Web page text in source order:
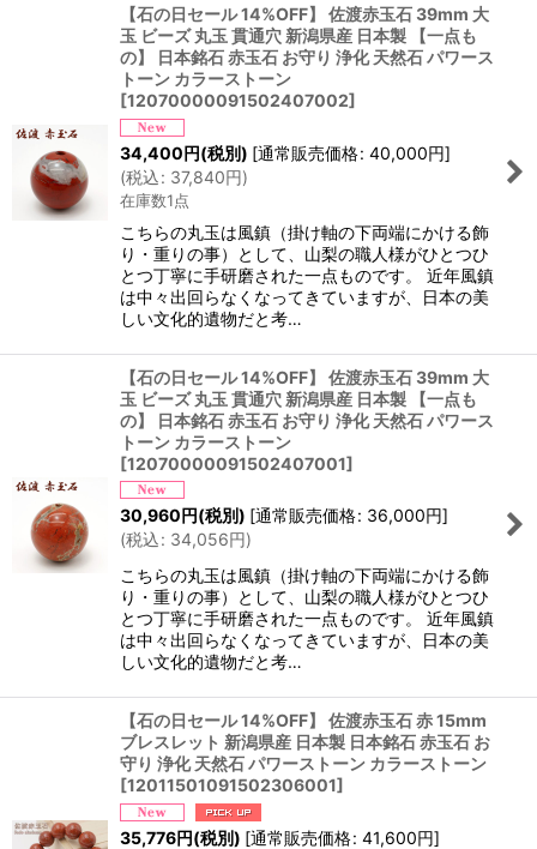
【石の日セール 14%OFF】 佐渡赤玉石 39mm 大
玉 ビーズ 丸玉 貫通穴 新潟県産 日本製 【一点も
の】 日本銘石 赤玉石 お守り 浄化 天然石 パワース
トーン カラーストーン
[12070000091502407002]
34,400円(税別) [通常販売価格: 40,000円]
(税込: 37,840円)
在庫数1点
こちらの丸玉は風鎮（掛け軸の下両端にかける飾
り・重りの事）として、山梨の職人様がひとつひ
とつ丁寧に手研磨された一点ものです。 近年風鎮
は中々出回らなくなってきていますが、日本の美
しい文化的遺物だと考…
【石の日セール 14%OFF】 佐渡赤玉石 39mm 大
玉 ビーズ 丸玉 貫通穴 新潟県産 日本製 【一点も
の】 日本銘石 赤玉石 お守り 浄化 天然石 パワース
トーン カラーストーン
[12070000091502407001]
30,960円(税別) [通常販売価格: 36,000円]
(税込: 34,056円)
こちらの丸玉は風鎮（掛け軸の下両端にかける飾
り・重りの事）として、山梨の職人様がひとつひ
とつ丁寧に手研磨された一点ものです。 近年風鎮
は中々出回らなくなってきていますが、日本の美
しい文化的遺物だと考…
【石の日セール 14%OFF】 佐渡赤玉石 赤 15mm
ブレスレット 新潟県産 日本製 日本銘石 赤玉石 お
守り 浄化 天然石 パワーストーン カラーストーン
[12011501091502306001]
35,776円(税別) [通常販売価格: 41,600円]